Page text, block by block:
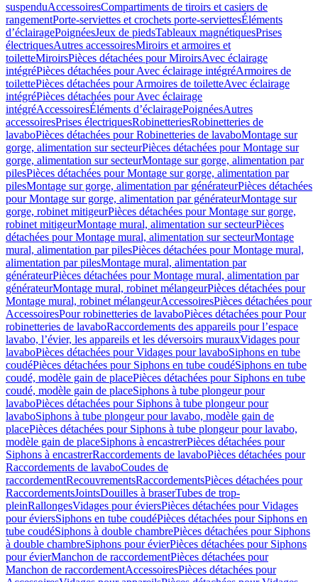
suspenduAccessoiresCompartiments de tiroirs et casiers de
rangementPorte-serviettes et crochets porte-serviettesÉléments
d’éclairagePoignéesJeux de piedsTableaux magnétiquesPrises
électriquesAutres accessoiresMiroirs et armoires et
toiletteMiroirsPièces détachées pour MiroirsAvec éclairage
intégréPièces détachées pour Avec éclairage intégréArmoires de
toilettePièces détachées pour Armoires de toiletteAvec éclairage
intégréPièces détachées pour Avec éclairage
intégréAccessoiresÉléments d’éclairagePoignéesAutres
accessoiresPrises électriquesRobinetteriesRobinetteries de
lavaboPièces détachées pour Robinetteries de lavaboMontage sur
gorge, alimentation sur secteurPièces détachées pour Montage sur
gorge, alimentation sur secteurMontage sur gorge, alimentation par
pilesPièces détachées pour Montage sur gorge, alimentation par
pilesMontage sur gorge, alimentation par générateurPièces détachées
pour Montage sur gorge, alimentation par générateurMontage sur
gorge, robinet mitigeurPièces détachées pour Montage sur gorge,
robinet mitigeurMontage mural, alimentation sur secteurPièces
détachées pour Montage mural, alimentation sur secteurMontage
mural, alimentation par pilesPièces détachées pour Montage mural,
alimentation par pilesMontage mural, alimentation par
générateurPièces détachées pour Montage mural, alimentation par
générateurMontage mural, robinet mélangeurPièces détachées pour
Montage mural, robinet mélangeurAccessoiresPièces détachées pour
AccessoiresPour robinetteries de lavaboPièces détachées pour Pour
robinetteries de lavaboRaccordements des appareils pour l’espace
lavabo, l’évier, les appareils et les déversoirs murauxVidages pour
lavaboPièces détachées pour Vidages pour lavaboSiphons en tube
coudéPièces détachées pour Siphons en tube coudéSiphons en tube
coudé, modèle gain de placePièces détachées pour Siphons en tube
coudé, modèle gain de placeSiphons à tube plongeur pour
lavaboPièces détachées pour Siphons à tube plongeur pour
lavaboSiphons à tube plongeur pour lavabo, modèle gain de
placePièces détachées pour Siphons à tube plongeur pour lavabo,
modèle gain de placeSiphons à encastrerPièces détachées pour
Siphons à encastrerRaccordements de lavaboPièces détachées pour
Raccordements de lavaboCoudes de
raccordementRecouvrementsRaccordementsPièces détachées pour
RaccordementsJointsDouilles à braserTubes de trop-
pleinRallongesVidages pour éviersPièces détachées pour Vidages
pour éviersSiphons en tube coudéPièces détachées pour Siphons en
tube coudéSiphons à double chambrePièces détachées pour Siphons
à double chambreSiphons pour évierPièces détachées pour Siphons
pour évierManchon de raccordementPièces détachées pour
Manchon de raccordementAccessoiresPièces détachées pour